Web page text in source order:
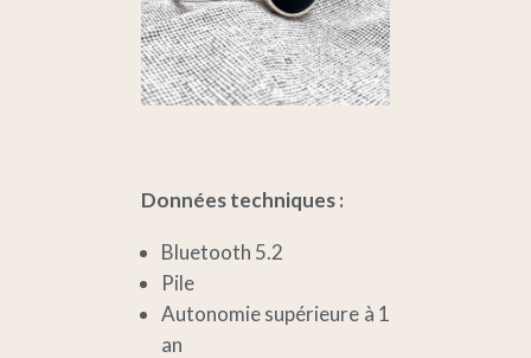
Données techniques :
Bluetooth 5.2
Pile
Autonomie supérieure à 1
an